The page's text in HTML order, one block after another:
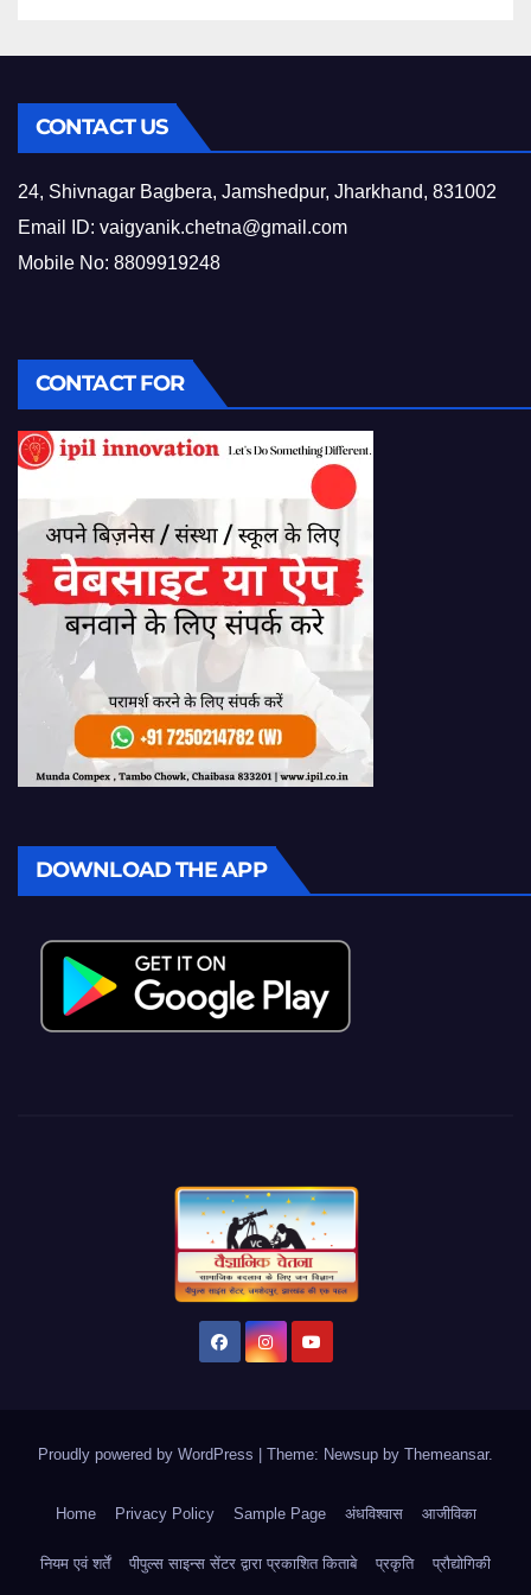
CONTACT US
24, Shivnagar Bagbera, Jamshedpur, Jharkhand, 831002
Email ID: vaigyanik.chetna@gmail.com
Mobile No: 8809919248
CONTACT FOR
DOWNLOAD THE APP
Proudly powered by WordPress Theme: Newsup by Themeansar.
Home Privacy Policy Sample Page अंधविश्वास आजीविका
नियम एवं शर्तें पीपुल्स साइन्स सेंटर द्वारा प्रकाशित किताबे प्रकृति प्रौद्योगिकी